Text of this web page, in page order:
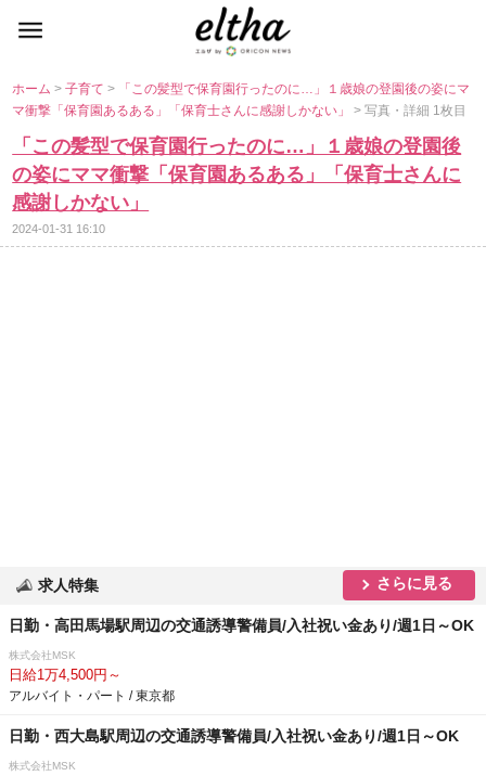
ホーム>子育て>
「この髪型で保育園行ったのに…」１歳娘の登園後の姿にマ
マ衝撃「保育園あるある」「保育士さんに感謝しかない」> 写真・詳細 1枚目
「この髪型で保育園行ったのに…」１歳娘の登園後
の姿にママ衝撃「保育園あるある」「保育士さんに
感謝しかない」
2024-01-31 16:10
求人特集 さらに見る
日勤・高田馬場駅周辺の交通誘導警備員/入社祝い金あり/週1日～OK
株式会社MSK
日給1万4,500円～
アルバイト・パート / 東京都
日勤・西大島駅周辺の交通誘導警備員/入社祝い金あり/週1日～OK
株式会社MSK